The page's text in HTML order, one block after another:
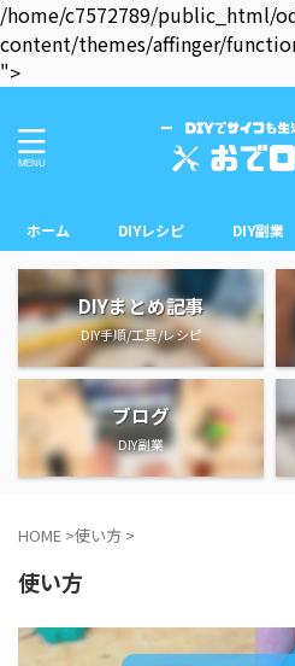
/home/c7572789/public_html/
content/themes/affinger/
">
ホーム DIYレシピ DIY副業
DIYまとめ記事
DIY手順/工具/レシピ
ブログ
DIY副業
HOME >使い方 >
使い方